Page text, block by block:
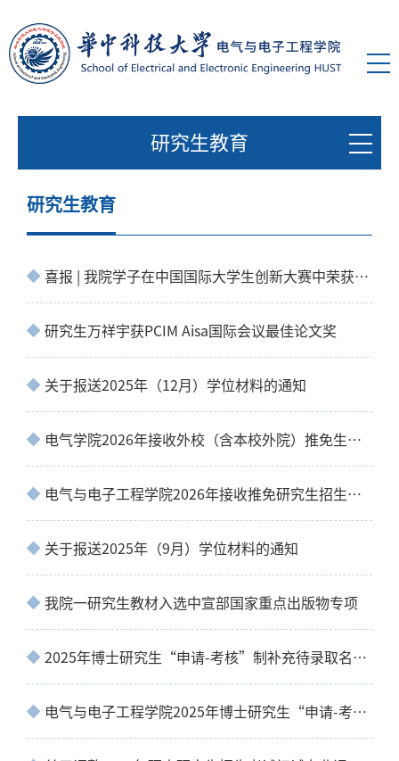
研究生教育
研究生教育
喜报 | 我院学子在中国国际大学生创新大赛中荣获佳绩
研究生万祥宇获PCIM Aisa国际会议最佳论文奖
关于报送2025年（12月）学位材料的通知
电气学院2026年接收外校（含本校外院）推免生复试时间、地点及联系人
电气与电子工程学院2026年接收推免研究生招生计划
关于报送2025年（9月）学位材料的通知
我院一研究生教材入选中宣部国家重点出版物专项
2025年博士研究生“申请-考核”制补充待录取名单公示
电气与电子工程学院2025年博士研究生“申请-考核”制招生待录取名单公示